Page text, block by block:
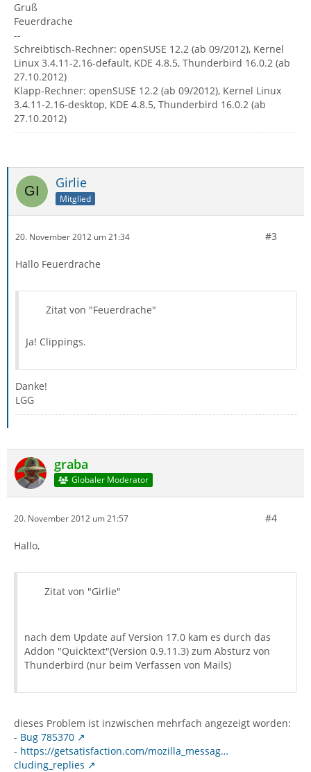
Gruß
Feuerdrache
--
Schreibtisch-Rechner: openSUSE 12.2 (ab 09/2012), Kernel
Linux 3.4.11-2.16-default, KDE 4.8.5, Thunderbird 16.0.2 (ab
27.10.2012)
Klapp-Rechner: openSUSE 12.2 (ab 09/2012), Kernel Linux
3.4.11-2.16-desktop, KDE 4.8.5, Thunderbird 16.0.2 (ab
27.10.2012)
Girlie
Mitglied
20. November 2012 um 21:34 #3
Hallo Feuerdrache
Zitat von "Feuerdrache"
Ja! Clippings.
Danke!
LGG
graba
Globaler Moderator
20. November 2012 um 21:57 #4
Hallo,
Zitat von "Girlie"
nach dem Update auf Version 17.0 kam es durch das
Addon "Quicktext"(Version 0.9.11.3) zum Absturz von
Thunderbird (nur beim Verfassen von Mails)
dieses Problem ist inzwischen mehrfach angezeigt worden:
- Bug 785370
- https://getsatisfaction.com/mozilla_messag…
cluding_replies